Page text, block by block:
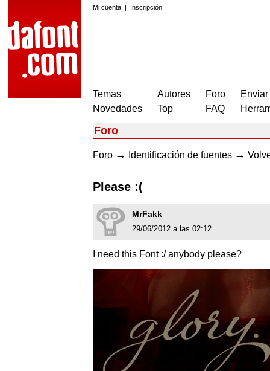
Mi cuenta | Inscripción
Temas
Novedades
Autores
Top
Foro
FAQ
Foro
Foro → Identificación de fuentes →
Please :(
MrFakk
29/06/2012 a las 02:12
I need this Font :/ anybody please?